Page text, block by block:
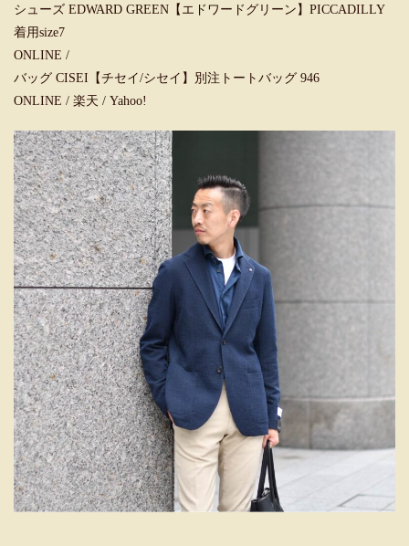
シューズ EDWARD GREEN【エドワードグリーン】PICCADILLY
着用size7
ONLINE /
バッグ CISEI【チセイ/シセイ】別注トートバッグ 946
ONLINE / 楽天 / Yahoo!